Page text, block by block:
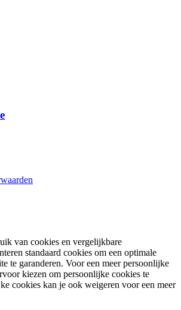
van cookies en vergelijkbare
standaard cookies om een optimale
te garanderen. Voor een meer persoonlijke
kiezen om persoonlijke cookies te
cookies kan je ook weigeren voor een meer